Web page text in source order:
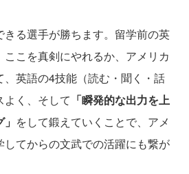
きる選手が勝ちます。留学前の英
こを真剣にやれるか、アメリカ
、英語の4技能（読む・聞く・話
く、そして 「瞬発的な出力を上
をして鍛えていくことで、アメ
してからの文武での活躍にも繋が